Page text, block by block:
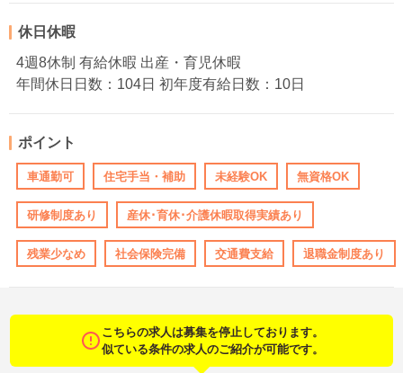
休日休暇
4週8休制 有給休暇 出産・育児休暇
年間休日日数：104日 初年度有給日数：10日
ポイント
車通勤可 住宅手当・補助 未経験OK 無資格OK
研修制度あり 産休･育休･介護休暇取得実績あり
残業少なめ 社会保険完備 交通費支給 退職金制度あり
こちらの求人は募集を停止しております。
似ている条件の求人のご紹介が可能です。